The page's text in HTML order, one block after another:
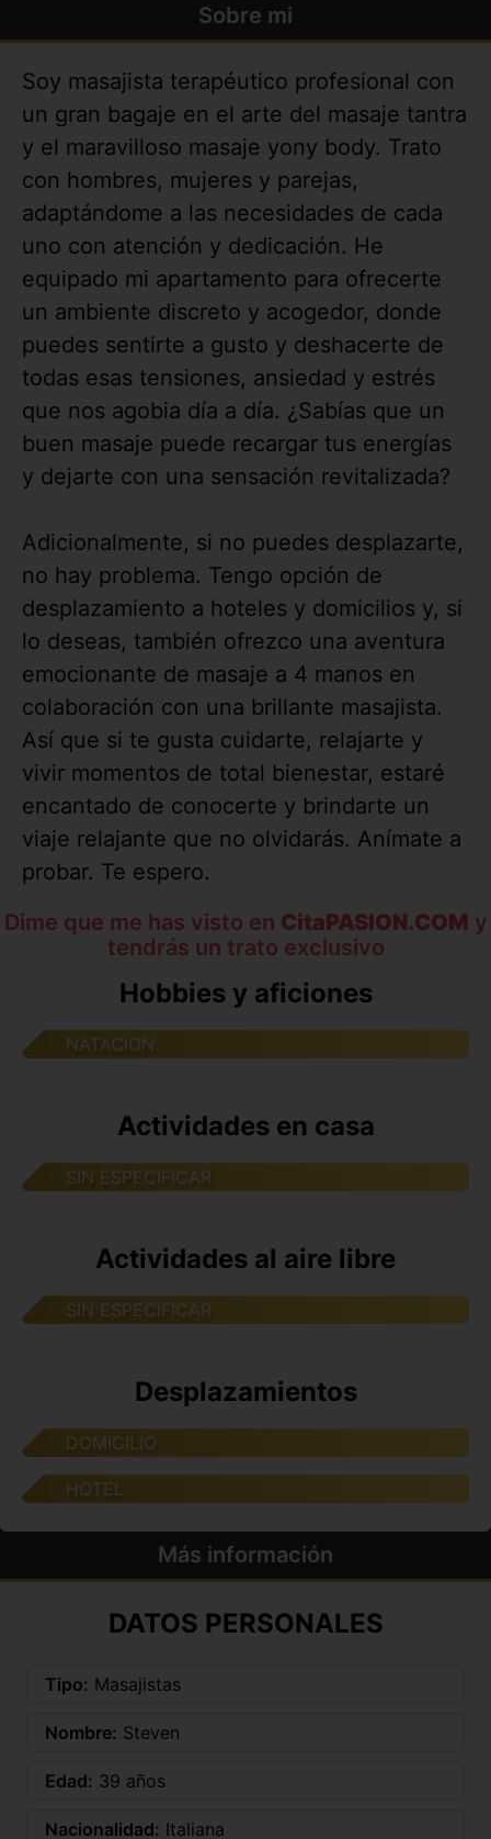
Sobre mi
Soy masajista terapéutico profesional con
un gran bagaje en el arte del masaje tantra
y el maravilloso masaje yony body. Trato
con hombres, mujeres y parejas,
adaptándome a las necesidades de cada
uno con atención y dedicación. He
equipado mi apartamento para ofrecerte
un ambiente discreto y acogedor, donde
puedes sentirte a gusto y deshacerte de
todas esas tensiones, ansiedad y estrés
que nos agobia día a día. ¿Sabías que un
buen masaje puede recargar tus energías
y dejarte con una sensación revitalizada?
Adicionalmente, si no puedes desplazarte,
no hay problema. Tengo opción de
desplazamiento a hoteles y domicilios y, si
lo deseas, también ofrezco una aventura
emocionante de masaje a 4 manos en
colaboración con una brillante masajista.
Así que si te gusta cuidarte, relajarte y
vivir momentos de total bienestar, estaré
encantado de conocerte y brindarte un
viaje relajante que no olvidarás. Anímate a
probar. Te espero.
Dime que me has visto en CitaPASION.COM y
tendrás un trato exclusivo
Hobbies y aficiones
NATACION
Actividades en casa
SIN ESPECIFICAR
Actividades al aire libre
SIN ESPECIFICAR
Desplazamientos
DOMICILIO
HOTEL
Más información
DATOS PERSONALES
Tipo: Masajistas
Nombre: Steven
Edad: 39 años
Nacionalidad: Italiana